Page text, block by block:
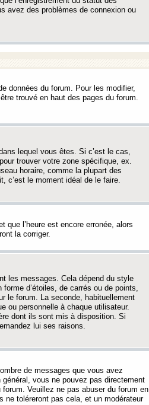
avez des problèmes de connexion ou
données du forum. Pour les modifier,
trouvé en haut des pages du forum.
lequel vous êtes. Si c’est le cas,
trouver votre zone spécifique, ex.
horaire, comme la plupart des
c’est le moment idéal de le faire.
que l’heure est encore erronée, alors
la corriger.
les messages. Cela dépend du style
d’étoiles, de carrés ou de points,
le forum. La seconde, habituellement
ou personnelle à chaque utilisateur.
dont ils sont mis à disposition. Si
lui ses raisons.
de messages que vous avez
vous ne pouvez pas directement
Veuillez ne pas abuser du forum en
ne toléreront pas cela, et un modérateur